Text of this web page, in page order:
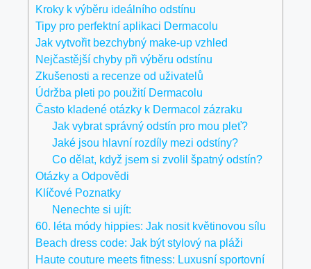
Kroky k výběru ideálního odstínu
Tipy pro perfektní aplikaci Dermacolu
Jak vytvořit bezchybný make-up vzhled
Nejčastější chyby při výběru odstínu
Zkušenosti a recenze od uživatelů
Údržba pleti po použití Dermacolu
Často kladené otázky k Dermacol zázraku
Jak vybrat správný odstín pro mou pleť?
Jaké jsou hlavní rozdíly mezi odstíny?
Co dělat, když jsem si zvolil špatný odstín?
Otázky a Odpovědi
Klíčové Poznatky
Nenechte si ujít:
60. léta módy hippies: Jak nosit květinovou sílu
Beach dress code: Jak být stylový na pláži
Haute couture meets fitness: Luxusní sportovní